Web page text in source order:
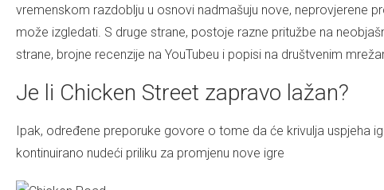
vremenskom razdoblju u osnovi nadmašuju nove, neprovjerene
može izgledati. S druge strane, postoje razne pritužbe na
strane, brojne recenzije na YouTubeu i popisi na društvenim
Je li Chicken Street zapravo lažan?
Ipak, određene preporuke govore o tome da će krivulja uspjeha
kontinuirano nudeći priliku za promjenu nove igre